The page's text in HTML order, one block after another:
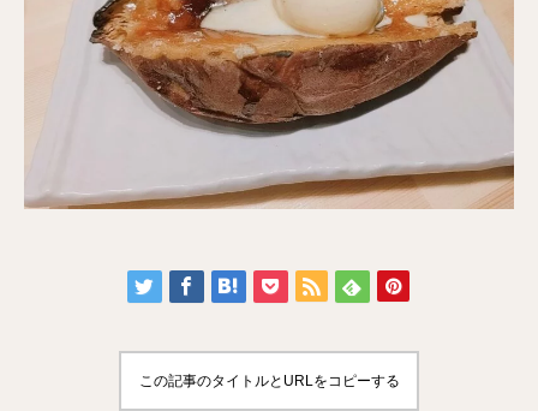
この記事のタイトルとURLをコピーする